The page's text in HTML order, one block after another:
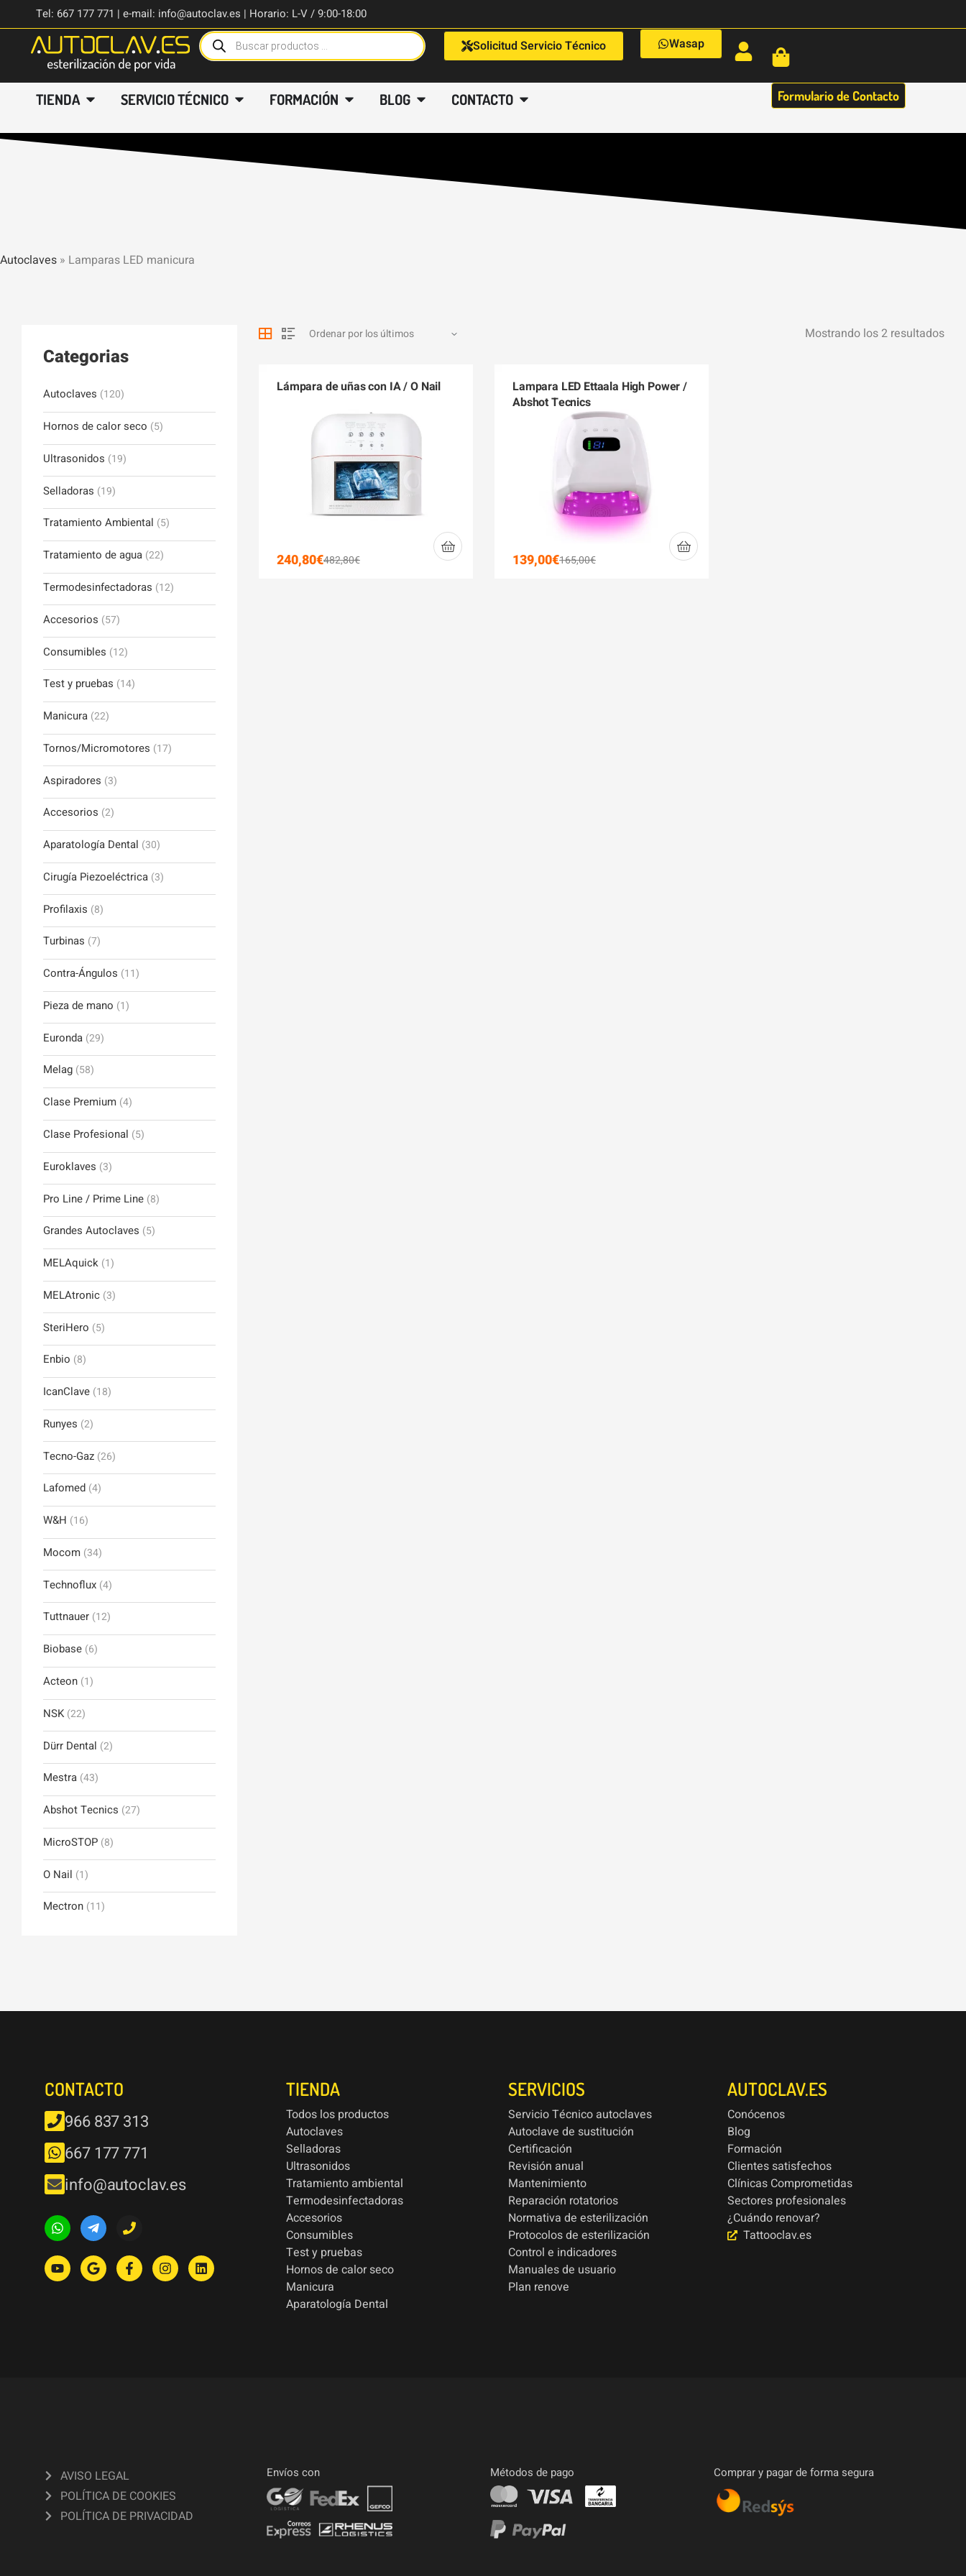
Tel: 667 177 771 | e-mail: info@autoclav.es | Horario: L-V / 9:00-18:00
Solicitud Servicio Técnico Wasap
TIENDA SERVICIO TÉCNICO FORMACIÓN BLOG CONTACTO Formulario de Contacto
Autoclaves » Lamparas LED manicura
Mostrando los 2 resultados
Lámpara de uñas con IA / O Nail
482,80€
240,80€
Lampara LED Ettaala High Power /
Abshot Tecnics
165,00€
139,00€
Categorias
Autoclaves (120)
Hornos de calor seco (5)
Ultrasonidos (19)
Selladoras (19)
Tratamiento Ambiental (5)
Tratamiento de agua (22)
Termodesinfectadoras (12)
Accesorios (57)
Consumibles (12)
Test y pruebas (14)
Manicura (22)
Tornos/Micromotores (17)
Aspiradores (3)
Accesorios (2)
Aparatología Dental (30)
Cirugía Piezoeléctrica (3)
Profilaxis (8)
Turbinas (7)
Contra-Ángulos (11)
Pieza de mano (1)
Euronda (29)
Melag (58)
Clase Premium (4)
Clase Profesional (5)
Euroklaves (3)
Pro Line / Prime Line (8)
Grandes Autoclaves (5)
MELAquick (1)
MELAtronic (3)
SteriHero (5)
Enbio (8)
IcanClave (18)
Runyes (2)
Tecno-Gaz (26)
Lafomed (4)
W&H (16)
Mocom (34)
Technoflux (4)
Tuttnauer (12)
Biobase (6)
Acteon (1)
NSK (22)
Dürr Dental (2)
Mestra (43)
Abshot Tecnics (27)
MicroSTOP (8)
O Nail (1)
Mectron (11)
CONTACTO
966 837 313
667 177 771
info@autoclav.es
TIENDA
Todos los productos
Autoclaves
Selladoras
Ultrasonidos
Tratamiento ambiental
Termodesinfectadoras
Accesorios
Consumibles
Test y pruebas
Hornos de calor seco
Manicura
Aparatología Dental
SERVICIOS
Servicio Técnico autoclaves
Autoclave de sustitución
Certificación
Revisión anual
Mantenimiento
Reparación rotatorios
Normativa de esterilización
Protocolos de esterilización
Control e indicadores
Manuales de usuario
Plan renove
AUTOCLAV.ES
Conócenos
Blog
Formación
Clientes satisfechos
Clínicas Comprometidas
Sectores profesionales
¿Cuándo renovar?
Tattooclav.es
AVISO LEGAL
POLÍTICA DE COOKIES
POLÍTICA DE PRIVACIDAD
Envíos con Métodos de pago Comprar y pagar de forma segura